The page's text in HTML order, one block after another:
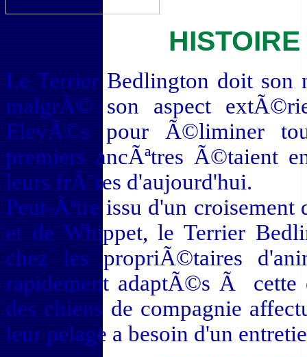
Le Terrier Bedlington doit
malgrÃ© son aspect
ElevÃ©s pour Ã©liminer
premiers ancÃªtres Ã©taient
leurs frÃ¨res d'aujourd'hui.
Peut-Ãªtre issu d'un
et de Whippet, le Terrier
chez les propriÃ©taires
rapidement adaptÃ©s Ã cette
des chiens de compagnie
leur pelage a besoin d'un